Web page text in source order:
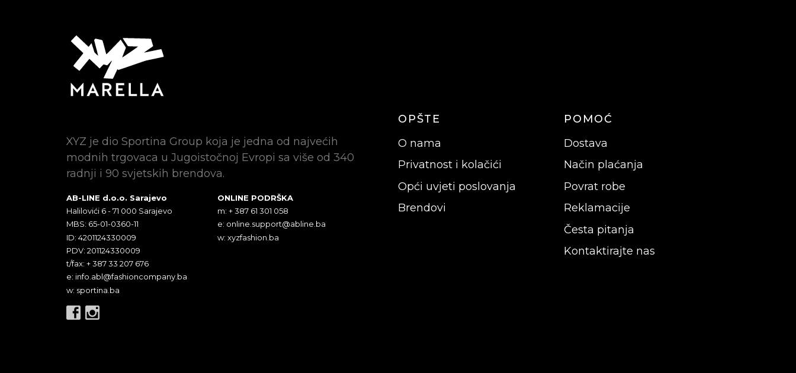
XYZ je dio Sportina Group koja je jedna od najvećih
modnih trgovaca u Jugoistočnoj Evropi sa više od 340
radnji i 90 svjetskih brendova.
AB-LINE d.o.o. Sarajevo
Halilovići 6 - 71 000 Sarajevo
MBS: 65-01-0360-11
ID: 4201124330009
PDV: 201124330009
t/fax: + 387 33 207 676
e: info.abl@fashioncompany.ba
w: sportina.ba
ONLINE PODRŠKA
m: + 387 61 301 058
e: online.support@abline.ba
w: xyzfashion.ba
OPŠTE
O nama
Privatnost i kolačići
Opći uvjeti poslovanja
Brendovi
POMOĆ
Dostava
Način plaćanja
Povrat robe
Reklamacije
Česta pitanja
Kontaktirajte nas